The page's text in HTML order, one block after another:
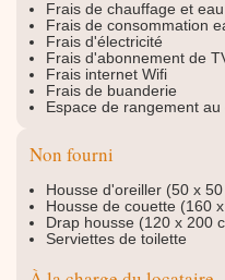
Frais de chauffage et
Frais de consommation
Frais d'électricité
Frais d'abonnement de
Frais internet Wifi
Frais de buanderie
Espace de rangement
Non fourni
Housse d'oreiller (50 x
Housse de couette (160
Drap housse (120 x 200
Serviettes de toilette